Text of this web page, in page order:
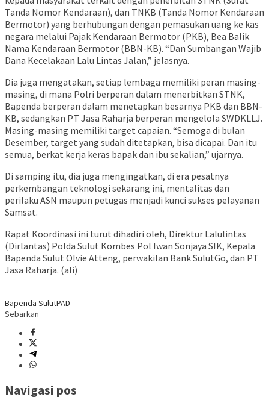
Tanda Nomor Kendaraan), dan TNKB (Tanda Nomor Kendaraan
Bermotor) yang berhubungan dengan pemasukan uang ke kas
negara melalui Pajak Kendaraan Bermotor (PKB), Bea Balik
Nama Kendaraan Bermotor (BBN-KB). “Dan Sumbangan Wajib
Dana Kecelakaan Lalu Lintas Jalan,” jelasnya.
Dia juga mengatakan, setiap lembaga memiliki peran masing-
masing, di mana Polri berperan dalam menerbitkan STNK,
Bapenda berperan dalam menetapkan besarnya PKB dan BBN-
KB, sedangkan PT Jasa Raharja berperan mengelola SWDKLLJ.
Masing-masing memiliki target capaian. “Semoga di bulan
Desember, target yang sudah ditetapkan, bisa dicapai. Dan itu
semua, berkat kerja keras bapak dan ibu sekalian,” ujarnya.
Di samping itu, dia juga mengingatkan, di era pesatnya
perkembangan teknologi sekarang ini, mentalitas dan
perilaku ASN maupun petugas menjadi kunci sukses pelayanan
Samsat.
Rapat Koordinasi ini turut dihadiri oleh, Direktur Lalulintas
(Dirlantas) Polda Sulut Kombes Pol Iwan Sonjaya SIK, Kepala
Bapenda Sulut Olvie Atteng, perwakilan Bank SulutGo, dan PT
Jasa Raharja. (ali)
Bapenda SulutPAD
Sebarkan
Navigasi pos